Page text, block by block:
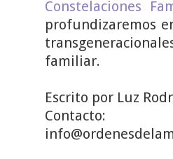
Constelaciones
profundizaremos
familiar.
Escrito por Luz
Contacto: